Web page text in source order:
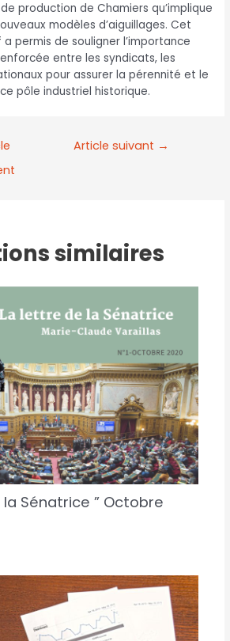
production de Chamiers qu’implique
modèles d’aiguillages. Cet
permis de souligner l’importance
entre les syndicats, les
pour assurer la pérennité et le
pôle industriel historique.
Article suivant →
similaires
Sénatrice ” Octobre